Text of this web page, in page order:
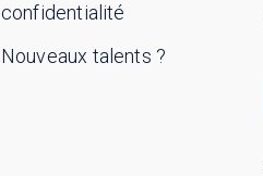
confidentialité
Nouveaux talents ?